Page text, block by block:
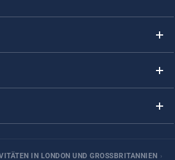
IN LONDON UND GROSSBRITANNIEN
›